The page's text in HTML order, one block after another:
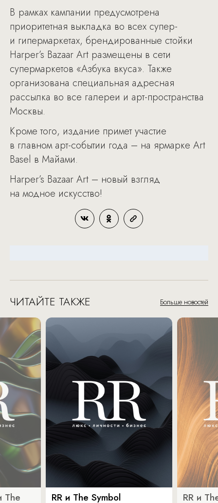
В рамках кампании предусмотрена
приоритетная выкладка во всех супер-
и гипермаркетах, брендированные стойки
Harper’s Bazaar Art размещены в сети
cупермаркетов «Азбука вкуса». Также
организована специальная адресная
рассылка во все галереи и арт-пространства
Москвы.
Кроме того, издание примет участие
в главном арт-событии года – на ярмарке Art
Basel в Майами.
Harper’s Bazaar Art – новый взгляд
на модное искусство!
ЧИТАЙТЕ ТАКЖЕ Больше новостей
The
RR и The Symbol
RR и